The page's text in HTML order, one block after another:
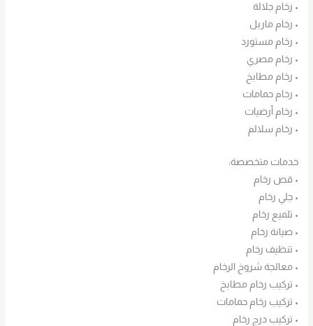
• رخام جلالة
• رخام ماربل
• رخام مستورد
• رخام مصري
• رخام مطابخ
• رخام حمامات
• رخام أرضيات
• رخام سلالم
خدمات متخصصة:
• قص رخام
• جلي رخام
• تلميع رخام
• صيانة رخام
• تنظيف رخام
• معالجة شروخ الرخام
• تركيب رخام مطابخ
• تركيب رخام حمامات
• تركيب درج رخام